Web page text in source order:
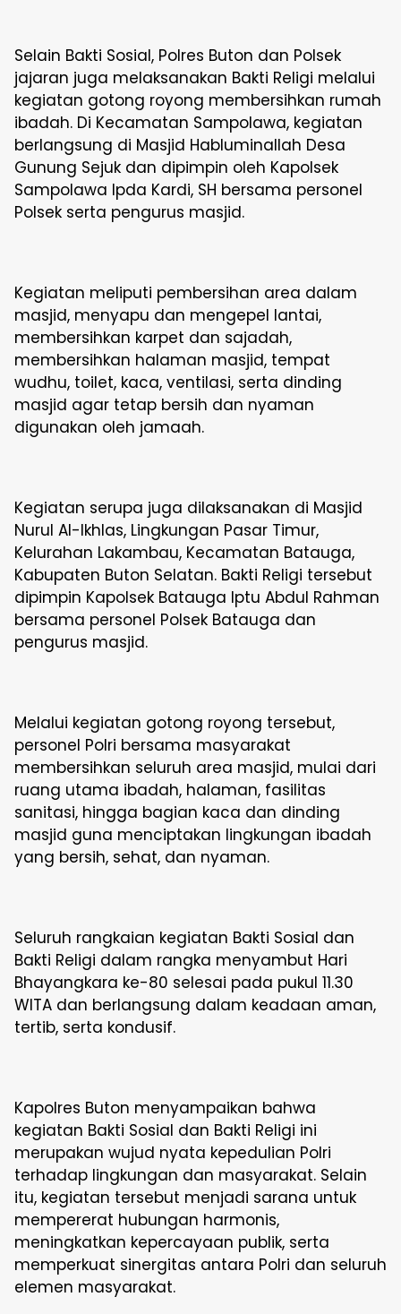
Selain Bakti Sosial, Polres Buton dan Polsek
jajaran juga melaksanakan Bakti Religi melalui
kegiatan gotong royong membersihkan rumah
ibadah. Di Kecamatan Sampolawa, kegiatan
berlangsung di Masjid Habluminallah Desa
Gunung Sejuk dan dipimpin oleh Kapolsek
Sampolawa Ipda Kardi, SH bersama personel
Polsek serta pengurus masjid.
Kegiatan meliputi pembersihan area dalam
masjid, menyapu dan mengepel lantai,
membersihkan karpet dan sajadah,
membersihkan halaman masjid, tempat
wudhu, toilet, kaca, ventilasi, serta dinding
masjid agar tetap bersih dan nyaman
digunakan oleh jamaah.
Kegiatan serupa juga dilaksanakan di Masjid
Nurul Al-Ikhlas, Lingkungan Pasar Timur,
Kelurahan Lakambau, Kecamatan Batauga,
Kabupaten Buton Selatan. Bakti Religi tersebut
dipimpin Kapolsek Batauga Iptu Abdul Rahman
bersama personel Polsek Batauga dan
pengurus masjid.
Melalui kegiatan gotong royong tersebut,
personel Polri bersama masyarakat
membersihkan seluruh area masjid, mulai dari
ruang utama ibadah, halaman, fasilitas
sanitasi, hingga bagian kaca dan dinding
masjid guna menciptakan lingkungan ibadah
yang bersih, sehat, dan nyaman.
Seluruh rangkaian kegiatan Bakti Sosial dan
Bakti Religi dalam rangka menyambut Hari
Bhayangkara ke-80 selesai pada pukul 11.30
WITA dan berlangsung dalam keadaan aman,
tertib, serta kondusif.
Kapolres Buton menyampaikan bahwa
kegiatan Bakti Sosial dan Bakti Religi ini
merupakan wujud nyata kepedulian Polri
terhadap lingkungan dan masyarakat. Selain
itu, kegiatan tersebut menjadi sarana untuk
mempererat hubungan harmonis,
meningkatkan kepercayaan publik, serta
memperkuat sinergitas antara Polri dan seluruh
elemen masyarakat.